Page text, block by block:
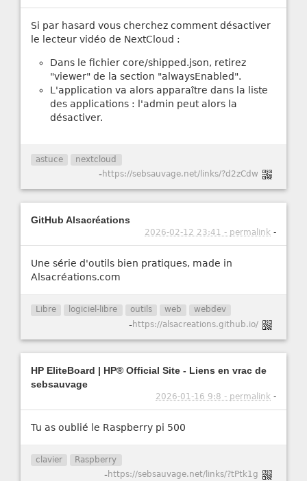
Si par hasard vous cherchez comment désactiver
le lecteur vidéo de NextCloud :
Dans le fichier core/shipped.json, retirez
"viewer" de la section "alwaysEnabled".
L'application va alors apparaître dans la liste
des applications : l'admin peut alors la
désactiver.
astuce nextcloud
-https://sebsauvage.net/links/?d2zCdw
GitHub Alsacréations
2026-02-12 23:41 - permalink -
Une série d'outils bien pratiques, made in
Alsacréations.com
Libre logiciel-libre outils web webdev
-https://alsacreations.github.io/
HP EliteBoard | HP® Official Site - Liens en vrac de
sebsauvage
2026-01-16 9:8 - permalink -
Tu as oublié le Raspberry pi 500
clavier Raspberry
-https://sebsauvage.net/links/?tPtk1g